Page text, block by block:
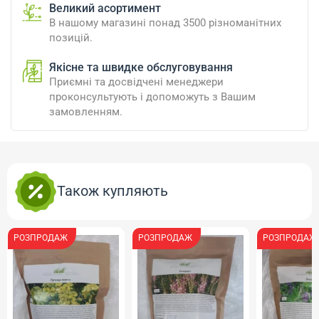
Великий асортимент
В нашому магазині понад 3500 різноманітних
позицій.
Якісне та швидке обслуговування
Приємні та досвідчені менеджери
проконсультують і допоможуть з Вашим
замовленням.
Також купляють
РОЗПРОДАЖ РОЗПРОДАЖ РОЗПРОДАЖ